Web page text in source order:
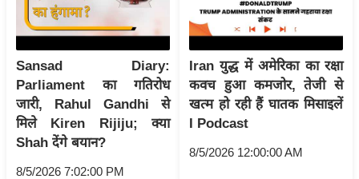
शि
प
रा
ज
नी
ति
वि
श्ले
Sansad Diary:
Parliament का गतिरोध
जारी, Rahul Gandhi से
मिले Kiren Rijiju; क्या
Shah देंगे बयान?
8/5/2026 7:02:00 PM
Iran युद्ध में अमेरिका का रक्षा
कवच हुआ कमजोर, तेजी से
खत्म हो रही हैं घातक मिसाइलें
I Podcast
8/5/2026 12:00:00 AM